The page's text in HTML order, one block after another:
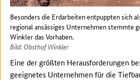
Besonders die Erdarbeiten entpuppten sich
regional ansässiges Unternehmen stemmte
Winkler das Vorhaben.
Bild: Obsthof Winkler
Eine der größten Herausforderungen
geeignetes Unternehmen für die